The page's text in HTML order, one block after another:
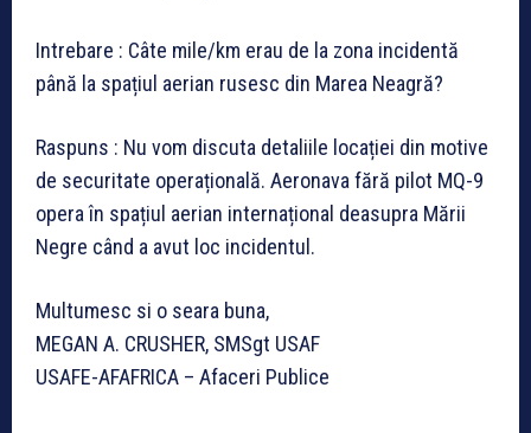
Intrebare : Câte mile/km erau de la zona incidentă
până la spațiul aerian rusesc din Marea Neagră?
Raspuns : Nu vom discuta detaliile locației din motive
de securitate operațională. Aeronava fără pilot MQ-9
opera în spațiul aerian internațional deasupra Mării
Negre când a avut loc incidentul.
Multumesc si o seara buna,
MEGAN A. CRUSHER, SMSgt USAF
USAFE-AFAFRICA – Afaceri Publice